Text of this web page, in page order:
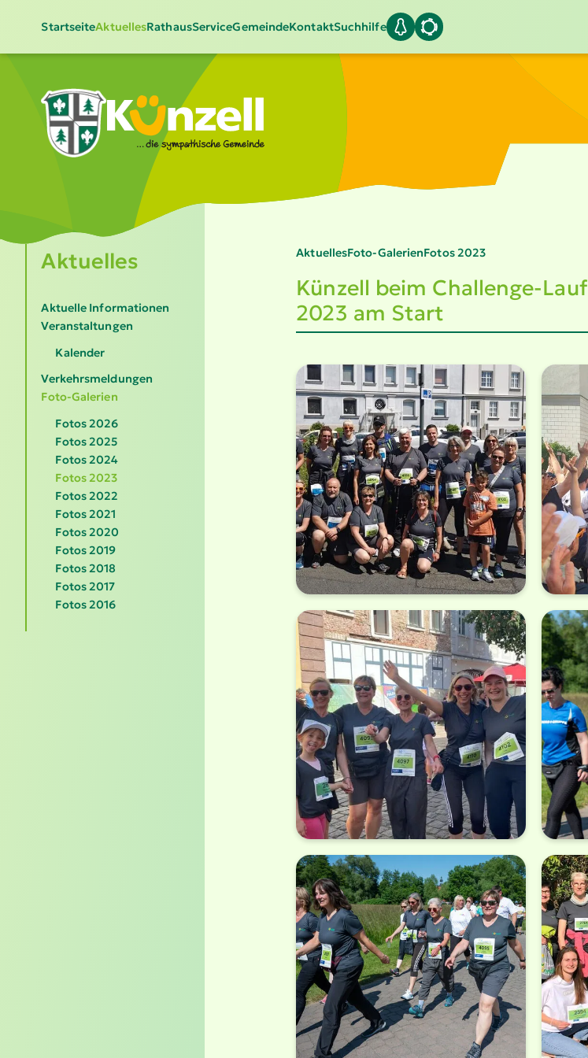
StartseiteAktuellesRathausServiceGemeindeKontaktSuchhilfe
AktuellesFoto-GalerienFotos 2023
Künzell beim Challenge-Lauf
2023 am Start
Aktuelles
Aktuelle Informationen
Veranstaltungen
Kalender
Verkehrsmeldungen
Foto-Galerien
Fotos 2026
Fotos 2025
Fotos 2024
Fotos 2023
Fotos 2022
Fotos 2021
Fotos 2020
Fotos 2019
Fotos 2018
Fotos 2017
Fotos 2016